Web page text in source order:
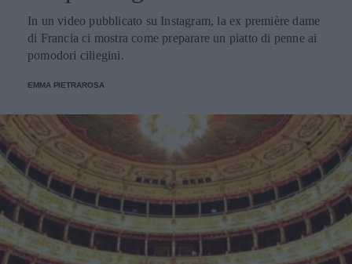
In un video pubblicato su Instagram, la ex première dame
di Francia ci mostra come preparare un piatto di penne ai
pomodori ciliegini.
EMMA PIETRAROSA